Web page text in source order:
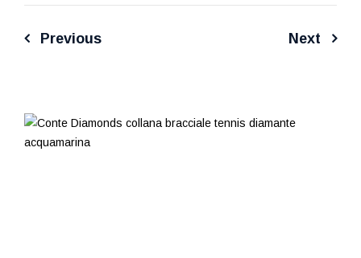
Navigazione
Previous Next